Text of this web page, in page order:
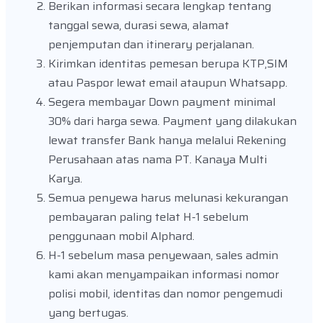
Berikan informasi secara lengkap tentang
tanggal sewa, durasi sewa, alamat
penjemputan dan itinerary perjalanan.
Kirimkan identitas pemesan berupa KTP,SIM
atau Paspor lewat email ataupun Whatsapp.
Segera membayar Down payment minimal
30% dari harga sewa. Payment yang dilakukan
lewat transfer Bank hanya melalui Rekening
Perusahaan atas nama PT. Kanaya Multi
Karya.
Semua penyewa harus melunasi kekurangan
pembayaran paling telat H-1 sebelum
penggunaan mobil Alphard.
H-1 sebelum masa penyewaan, sales admin
kami akan menyampaikan informasi nomor
polisi mobil, identitas dan nomor pengemudi
yang bertugas.